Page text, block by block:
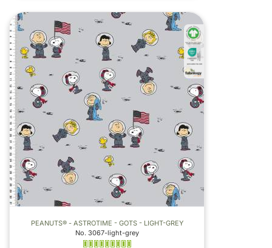
PEANUTS® - ASTROTIME - GOTS - LIGHT-GREY
No. 3067-light-grey